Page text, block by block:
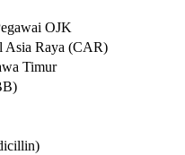
OJK
Asia Raya (CAR)
Timur